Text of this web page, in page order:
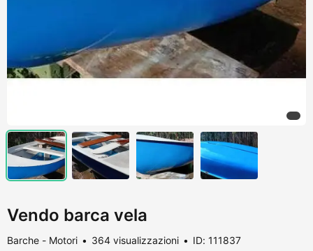
Vendo barca vela
Barche - Motori 364 visualizzazioni ID: 111837